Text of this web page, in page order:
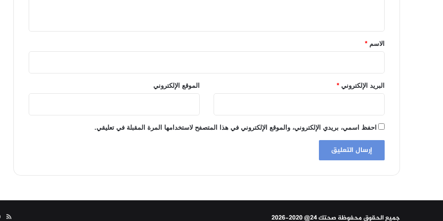
*الاسم *
البريد الإلكتروني * الموقع الإلكتروني
احفظ اسمي، بريدي الإلكتروني، والموقع الإلكتروني في هذا المتصفح لاستخدامها المرة المقبلة في تعليقي.
جميع الحقوق محفوظة صحتك 24@ 2020-2026